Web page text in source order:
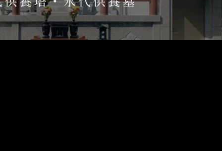
大統領
後半
想う～